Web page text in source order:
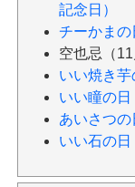
記念日）
チーかまの
空也忌（11
いい焼き芋
いい瞳の日
あいさつの
いい石の日